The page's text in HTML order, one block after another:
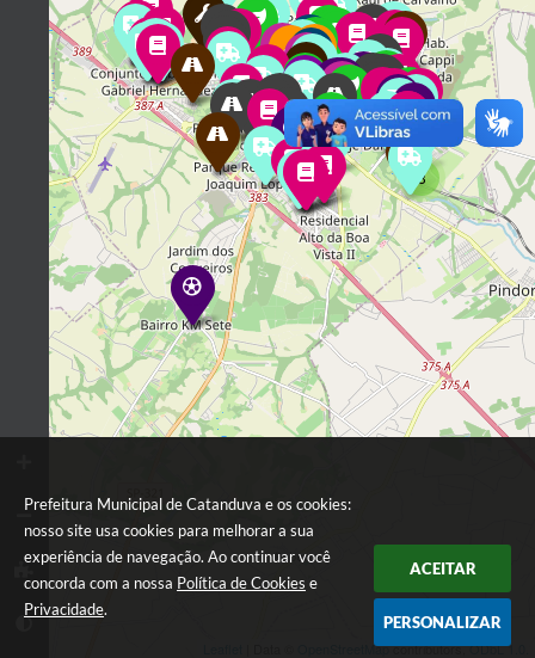
Prefeitura Municipal de Catanduva e os cookies:
nosso site usa cookies para melhorar a sua
experiência de navegação. Ao continuar você
concorda com a nossa Política de Cookies e
Privacidade.
ACEITAR
PERSONALIZAR
2
2
3
2
2
2
2
2
OpenStreetMapcontributors,ODbL 1.0.